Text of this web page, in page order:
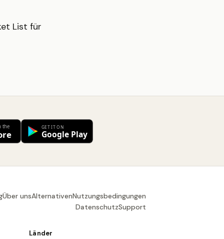
List für
Über unsAlternativenNutzungsbedingungen
DatenschutzSupport
Länder